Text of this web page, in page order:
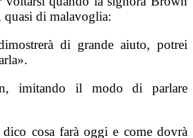
quasi di malavoglia:
di grande aiuto, potrei
imitando il modo di parlare
cosa farà oggi e come dovrà